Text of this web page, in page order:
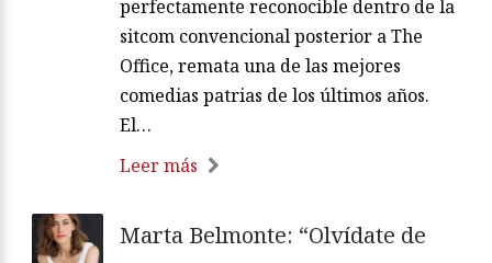
perfectamente reconocible dentro de la
sitcom convencional posterior a The
Office, remata una de las mejores
comedias patrias de los últimos años.
El…
Leer más
Marta Belmonte: “Olvídate de